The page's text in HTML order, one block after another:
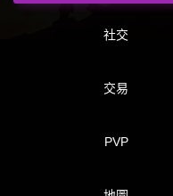
社交
交易
PVP